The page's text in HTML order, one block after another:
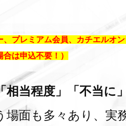
プレミアム会員、カチエルオ
は申込不要！）
相当程度」「不当に
場面も多々あり、実